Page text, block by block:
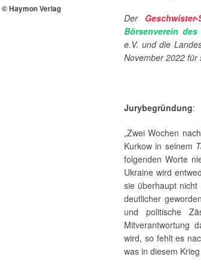
© Haymon Verlag
Der
Börsenverein
e.V. und die
November 2022 für
Jurybegründung:
„Zwei Wochen
Kurkow in seinem
folgenden Worte
Ukraine wird
sie überhaupt nicht
deutlicher
und politische
Mitverantwortung
wird, so fehlt es
was in diesem